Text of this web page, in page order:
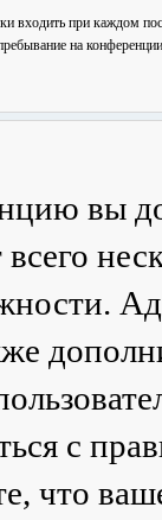
входить при каждом
на
вы
с
что